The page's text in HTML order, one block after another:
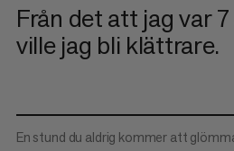
Från det att jag var
ville jag bli klättrare.
En stund du aldrig kommer att